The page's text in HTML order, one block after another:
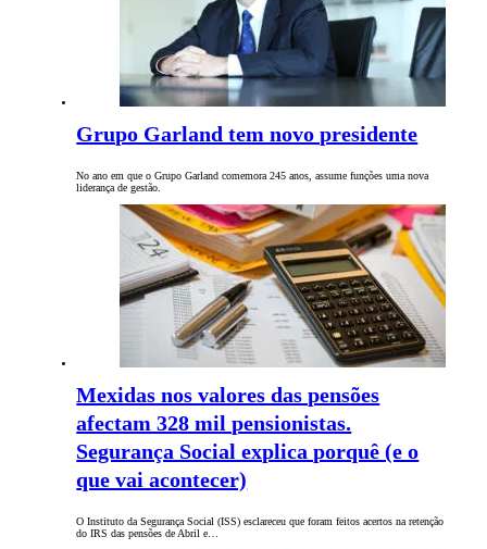
Grupo Garland tem novo presidente
No ano em que o Grupo Garland comemora 245 anos, assume funções uma nova
liderança de gestão.
Mexidas nos valores das pensões
afectam 328 mil pensionistas.
Segurança Social explica porquê (e o
que vai acontecer)
O Instituto da Segurança Social (ISS) esclareceu que foram feitos acertos na retenção
do IRS das pensões de Abril e…